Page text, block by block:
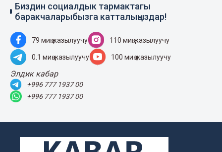
Биздин социалдык тармактагы
баракчаларыбызга катталыңыздар!
79 миң жазылуучу 110 миң жазылуучу
0.1 миң жазылуучу 100 миң жазылуучу
Элдик кабар
+996 777 1937 00
+996 777 1937 00